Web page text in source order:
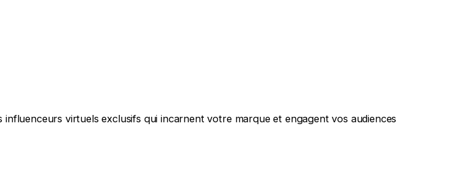
virtuels exclusifs qui incarnent votre marque et engagent vos audiences